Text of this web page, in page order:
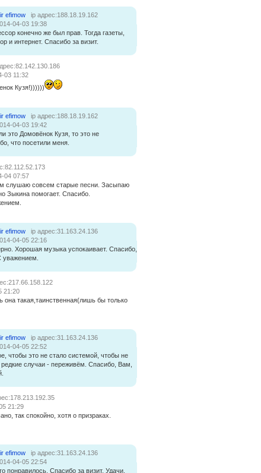
efimow
ip адрес:188.18.19.162
04-03 19:38
конечно же был прав. Тогда газеты,
и интернет. Спасибо за визит.
03 11:32
Кузя!))))))
efimow
ip адрес:188.18.19.162
04-03 19:42
это Домовёнок Кузя, то это не
что посетили меня.
04 07:57
слушаю совсем старые песни. Засыпаю
Зыкина помогает. Спасибо.
efimow
ip адрес:31.163.24.136
04-05 22:16
Хорошая музыка успокаивает. Спасибо,
уважением.
21:20
такая,таинственная(лишь бы только
efimow
ip адрес:31.163.24.136
04-05 22:52
чтобы это не стало системой, чтобы не
случаи - переживём. Спасибо, Вам,
21:29
так спокойно, хотя о призраках.
efimow
ip адрес:31.163.24.136
04-05 22:54
понравилось. Спасибо за визит. Удачи,